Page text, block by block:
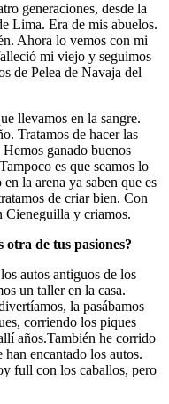
generaciones, desde la
Lima. Era de mis abuelos.
Ahora lo vemos con mi
mi viejo y seguimos
de Pelea de Navaja del
llevamos en la sangre.
Tratamos de hacer las
ganado buenos
es que seamos lo
la arena ya saben que es
de criar bien. Con
Cieneguilla y criamos.
otra de tus pasiones?
autos antiguos de los
un taller en la casa.
la pasábamos
corriendo los piques
años.También he corrido
han encantado los autos.
full con los caballos, pero